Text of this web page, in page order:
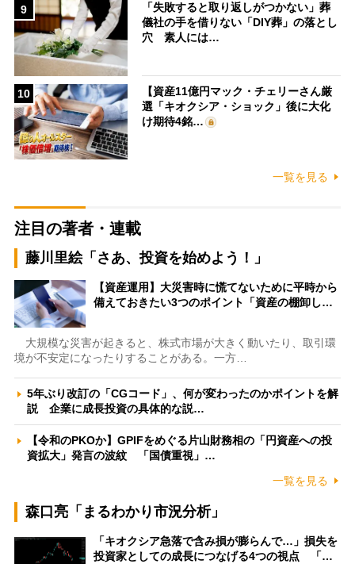
9
「失敗すると取り返しがつかない」葬
儀社の手を借りない「DIY葬」の落とし
穴 素人には…
10
【資産11億円マック・チェリーさん厳
選「キオクシア・ショック」後に大化
け期待4銘…
一覧を見る
注目の著者・連載
藤川里絵「さあ、投資を始めよう！」
【資産運用】大災害時に慌てないために平時から
備えておきたい3つのポイント「資産の棚卸し…
大規模な災害が起きると、株式市場が大きく動いたり、取引環
境が不安定になったりすることがある。一方…
5年ぶり改訂の「CGコード」、何が変わったのかポイントを解
説 企業に成長投資の具体的な説…
【令和のPKOか】GPIFをめぐる片山財務相の「円資産への投
資拡大」発言の波紋 「国債重視」…
一覧を見る
森口亮「まるわかり市況分析」
「キオクシア急落で含み損が膨らんで…」損失を
投資家としての成長につなげる4つの視点 「…